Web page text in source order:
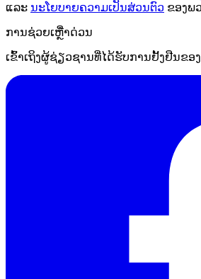
ແລະ ນະໂຍບາຍຄວາມເປັນສ່ວນຕົວ ຂອງພ
ການຊ່ວຍເຫຼືໍາດ່ວນ
ເຂົ້າເຖິງຜູ້ຊ່ຽວຊານທີ່ໄດ້ຮັບການຢັ້ງຢືນຂອ